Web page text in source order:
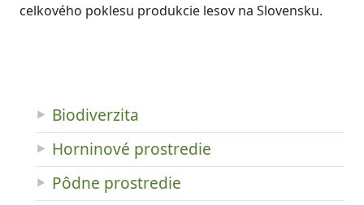
celkového poklesu produkcie lesov na Slovensku.
Biodiverzita
Horninové prostredie
Pôdne prostredie